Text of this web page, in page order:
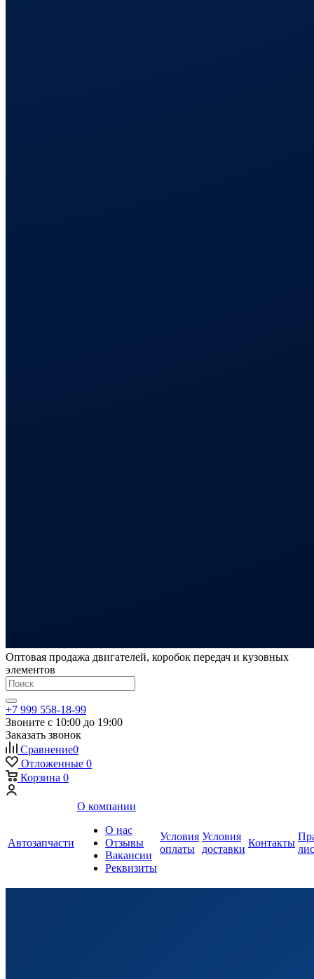
Оптовая продажа двигателей, коробок передач и кузовных
элементов
+7 999 558-18-99
Звоните с 10:00 до 19:00
Заказать звонок
Сравнение0
Отложенные 0
Корзина 0
Автозапчасти
О компании
О нас
Отзывы
Вакансии
Реквизиты
Условия
оплаты
Условия
доставки
Контакты